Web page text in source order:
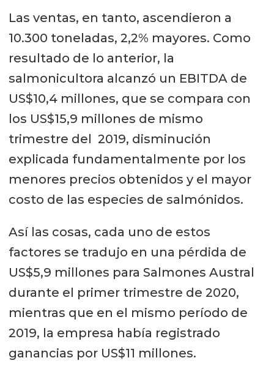
Las ventas, en tanto, ascendieron a
10.300 toneladas, 2,2% mayores. Como
resultado de lo anterior, la
salmonicultora alcanzó un EBITDA de
US$10,4 millones, que se compara con
los US$15,9 millones de mismo
trimestre del 2019, disminución
explicada fundamentalmente por los
menores precios obtenidos y el mayor
costo de las especies de salmónidos.
Así las cosas, cada uno de estos
factores se tradujo en una pérdida de
US$5,9 millones para Salmones Austral
durante el primer trimestre de 2020,
mientras que en el mismo período de
2019, la empresa había registrado
ganancias por US$11 millones.